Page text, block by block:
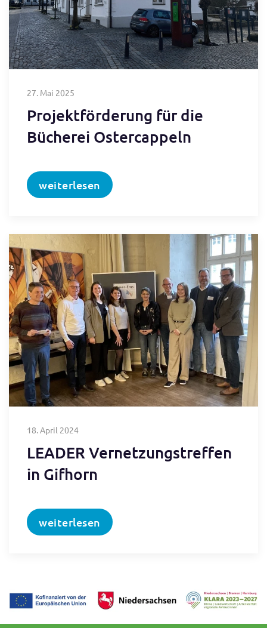
27. Mai 2025
Projektförderung für die
Bücherei Ostercappeln
weiterlesen
18. April 2024
LEADER Vernetzungstreffen
in Gifhorn
weiterlesen